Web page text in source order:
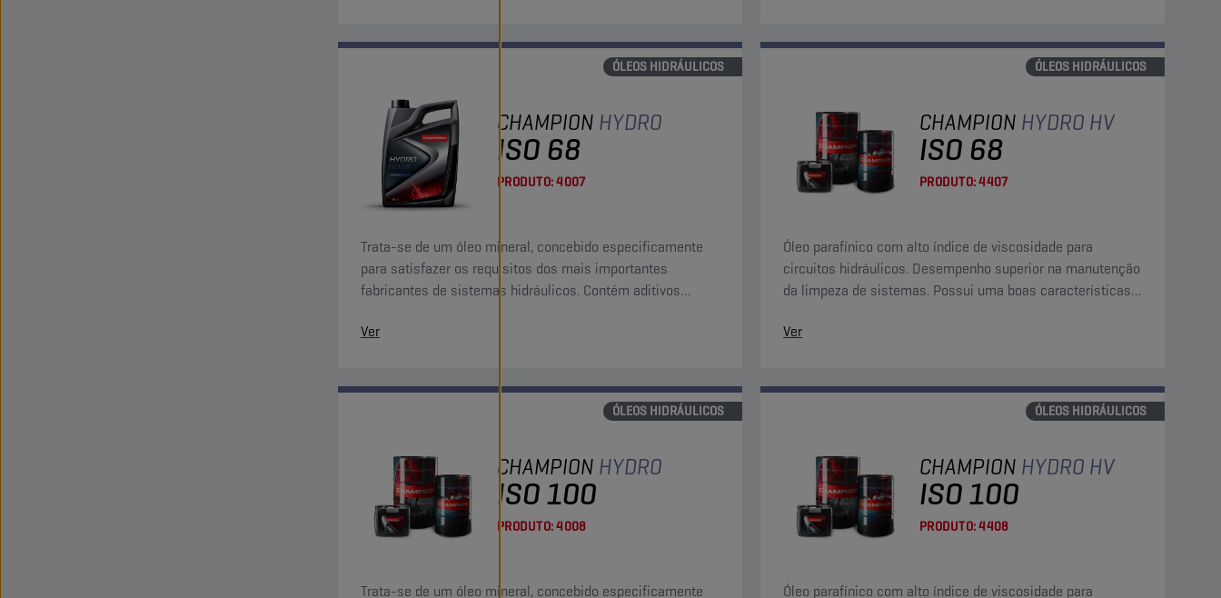
ÓLEOS HIDRÁULICOS
CHAMPION HYDRO
ISO 68
PRODUTO:4007
Trata-se de um óleo mineral, concebido especificamente
para satisfazer os requisitos dos mais importantes
fabricantes de sistemas hidráulicos. Contém aditivos
Ver
ÓLEOS HIDRÁULICOS
CHAMPION HYDRO HV
ISO 68
PRODUTO:4407
Óleo parafínico com alto índice de viscosidade para
circuitos hidráulicos. Desempenho superior na manutenção
da limpeza de sistemas. Possui uma boas características
Ver
ÓLEOS HIDRÁULICOS
CHAMPION HYDRO
ISO 100
PRODUTO:4008
Trata-se de um óleo mineral, concebido especificamente
ÓLEOS HIDRÁULICOS
CHAMPION HYDRO HV
ISO 100
PRODUTO:4408
Óleo parafínico com alto índice de viscosidade para